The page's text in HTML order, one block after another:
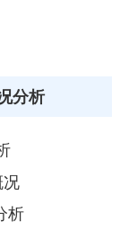
分析
况
析